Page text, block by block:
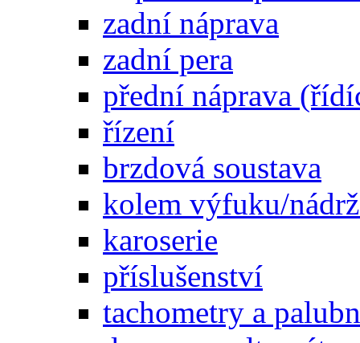
zadní náprava
zadní pera
přední náprava
řízení
brzdová soustava
kolem výfuku/
karoserie
příslušenství
tachometry a